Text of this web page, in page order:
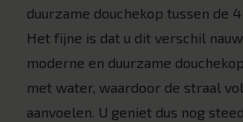
duurzame douchekop tussen de
Het fijne is dat u dit verschil
moderne en duurzame
met water, waardoor de straal
aanvoelen. U geniet dus nog